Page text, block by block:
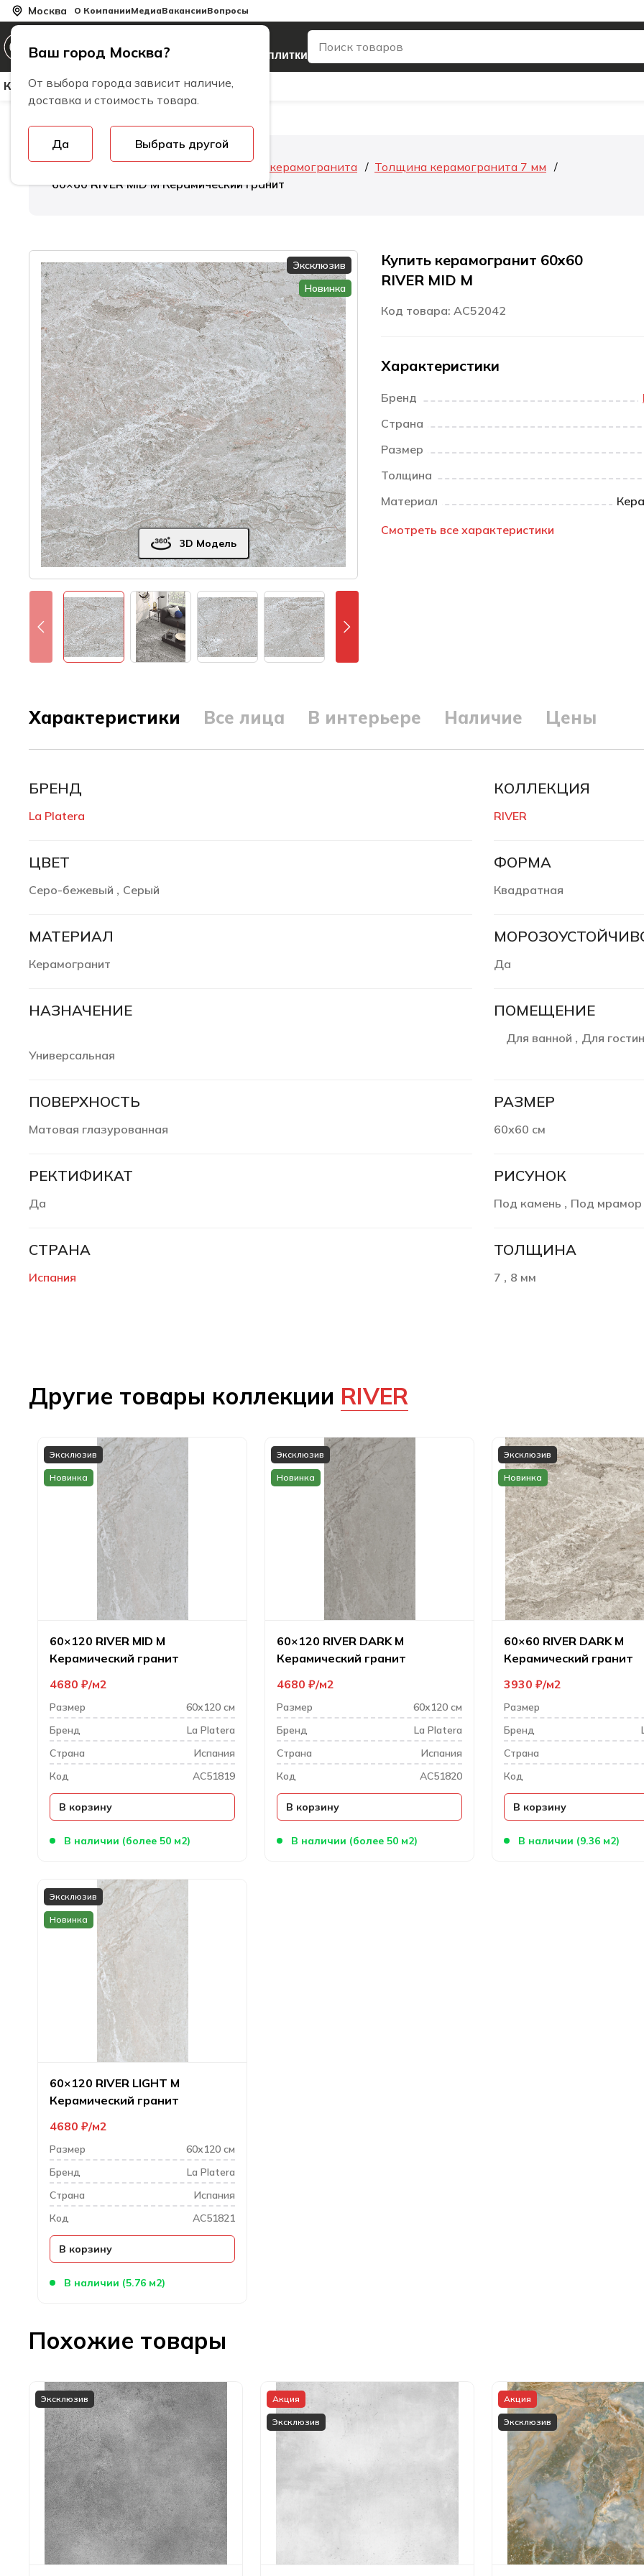
Москва
Ваш город Москва?
От выбора города зависит наличие,
доставка и стоимость товара.
Да Выбрать другой
О КомпанииМедиаВакансииВопросы
керамогранита и плитки
Керамическая ПлиткаКерамогранитБренды
Толщина керамогранита
Толщина керамогранита 7 мм
60×60 RIVER MID M Керамический гранит
3D Модель
Эксклюзив
Новинка
Купить керамогранит 60x60
RIVER MID M
Код товара: AC52042
Характеристики
Бренд
Страна
Размер
Толщина
Материал
Смотреть все характеристики
Характеристики Все лица В интерьере Наличие Цены
БРЕНД
La Platera
КОЛЛЕКЦИЯ
RIVER
ЦВЕТ
Серо-бежевый , Серый
ФОРМА
Квадратная
МАТЕРИАЛ
Керамогранит Да
НАЗНАЧЕНИЕ
Универсальная
ПОМЕЩЕНИЕ
Для ванной , Для
ПОВЕРХНОСТЬ
Матовая глазурованная
РАЗМЕР
60х60 см
РЕКТИФИКАТ
Да
РИСУНОК
Под камень , Под мрамор
СТРАНА
Испания
ТОЛЩИНА
7 , 8 мм
Другие товары коллекции RIVER
Эксклюзив
Новинка
60×120 RIVER MID M
Керамический гранит
В наличии (более 50 м2)
4680 ₽ м2
Размер
60х120 см
Бренд
La Platera
Cтрана
Испания
Код
AC51819
В корзину
Эксклюзив
Новинка
60×120 RIVER DARK M
Керамический гранит
В наличии (более 50 м2)
4680 ₽ м2
Размер
60х120 см
Бренд
La Platera
Cтрана
Испания
Код
AC51820
В корзину
Эксклюзив
Новинка
60×60 RIVER DARK M
Керамический гранит
В наличии (9.36 м2)
3930 ₽ м2
Размер
Бренд
Cтрана
Код
В корзину
Эксклюзив
Новинка
60×120 RIVER LIGHT M
Керамический гранит
В наличии (5.76 м2)
4680 ₽ м2
Размер
60х120 см
Бренд
La Platera
Cтрана
Испания
Код
AC51821
В корзину
Похожие товары
Эксклюзив Акция
Эксклюзив
Акция
Эксклюзив